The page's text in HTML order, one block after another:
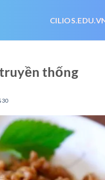
thống